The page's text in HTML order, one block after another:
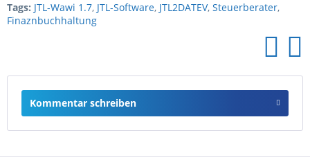
Tags: JTL-Wawi 1.7, JTL-Software, JTL2DATEV, Steuerberater,
Finaznbuchhaltung
Kommentar schreiben